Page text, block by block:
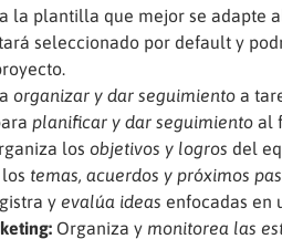
la plantilla que mejor se adapte
seleccionado por default y
organizar y dar seguimientoa
planificar y dar seguimientoal
los objetivos y logros del
temas, acuerdos y próximos
y evalúa ideas enfocadas en
Organiza y monitorea las